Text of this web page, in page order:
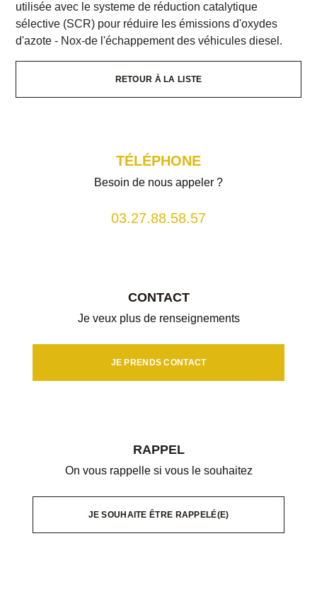
utilisée avec le systeme de réduction catalytique
sélective (SCR) pour réduire les émissions d'oxydes
d'azote - Nox-de l'échappement des véhicules diesel.
RETOUR À LA LISTE
TÉLÉPHONE
Besoin de nous appeler ?
03.27.88.58.57
CONTACT
Je veux plus de renseignements
JE PRENDS CONTACT
RAPPEL
On vous rappelle si vous le souhaitez
JE SOUHAITE ÊTRE RAPPELÉ(E)